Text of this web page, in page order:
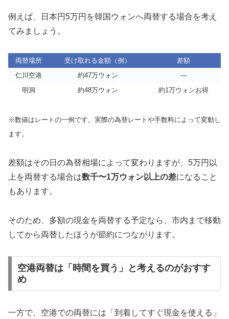
例えば、日本円5万円を韓国ウォンへ両替する場合を考え
てみましょう。
両替場所 受け取れる金額（例）
差額
仁川空港
約47万ウォン
―
明洞
約48万ウォン 約1万ウォンお得
※数値はレートの一例です。実際の為替レートや手数料によって変動し
ます。
差額はその日の為替相場によって変わりますが、5万円以
上を両替する場合は数千〜1万ウォン以上の差になること
もあります。
そのため、多額の現金を両替する予定なら、市内まで移動
してから両替したほうが節約につながります。
空港両替は「時間を買う」と考えるのがおすす
め
一方で、空港での両替には「到着してすぐ現金を使える」